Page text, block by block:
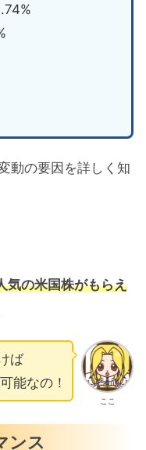
動の要因を詳しく知
気の米国株がもらえ
ここ
ば
能なの！
ンス